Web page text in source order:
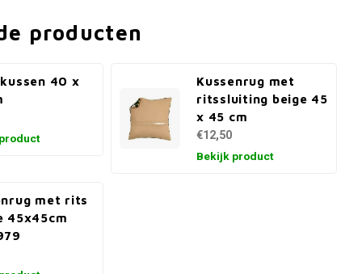
producten
40 x
Kussenrug met
ritssluiting beige 45
x 45 cm
€12,50
Bekijk product
met rits
45x45cm